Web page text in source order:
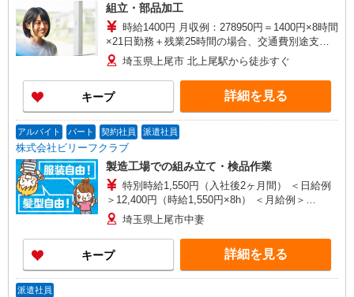
組立・部品加工
時給1400円 月収例：278950円＝1400円×8時間
×21日勤務＋残業25時間の場合、交通費別途支給
※交通費実費支給／当社規定あり。
埼玉県上尾市 北上尾駅から徒歩すぐ
キープ 詳細を見る
アルバイト パート 契約社員 派遣社員
株式会社ビリーフクラブ
製造工場での組み立て・検品作業
特別時給1,550円（入社後2ヶ月間） ＜日給例
＞12,400円（時給1,550円×8h） ＜月給例＞
272,800円（時給1,550円×8h×22日） 時給1,400
円〜1,750円（3ヶ月目以降通常時給） ※経験・能
力等による
埼玉県上尾市中妻
キープ 詳細を見る
派遣社員